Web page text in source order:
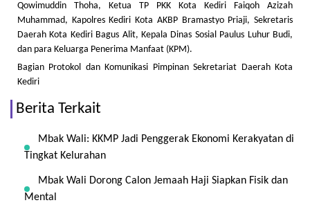
Qowimuddin Thoha, Ketua TP PKK Kota Kediri Faiqoh Azizah
Muhammad, Kapolres Kediri Kota AKBP Bramastyo Priaji, Sekretaris
Daerah Kota Kediri Bagus Alit, Kepala Dinas Sosial Paulus Luhur Budi,
dan para Keluarga Penerima Manfaat (KPM).
Bagian Protokol dan Komunikasi Pimpinan Sekretariat Daerah Kota
Kediri
Berita Terkait
Mbak Wali: KKMP Jadi Penggerak Ekonomi Kerakyatan di
Tingkat Kelurahan
Mbak Wali Dorong Calon Jemaah Haji Siapkan Fisik dan
Mental